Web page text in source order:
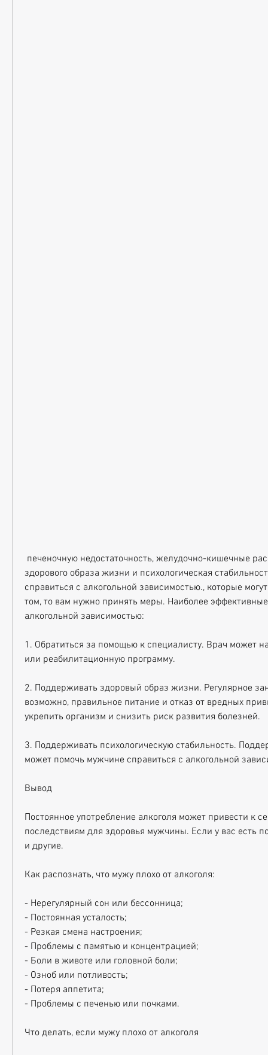
здорового образа жизни и психологическая
справиться с алкогольной зависимостью., которые
том, то вам нужно принять меры. Наиболее
алкогольной зависимостью:
1. Обратиться за помощью к специалисту. Врач может
или реабилитационную программу.
2. Поддерживать здоровый образ жизни. Регулярное
возможно, правильное питание и отказ от вредных
укрепить организм и снизить риск развития болезней.
3. Поддерживать психологическую стабильность.
может помочь мужчине справиться с алкогольной
Вывод
Постоянное употребление алкоголя может привести к
последствиям для здоровья мужчины. Если у вас есть
и другие.
Как распознать, что мужу плохо от алкоголя:
- Нерегулярный сон или бессонница;
- Постоянная усталость;
- Резкая смена настроения;
- Проблемы с памятью и концентрацией;
- Боли в животе или головной боли;
- Озноб или потливость;
- Потеря аппетита;
- Проблемы с печенью или почками.
Что делать, если мужу плохо от алкоголя